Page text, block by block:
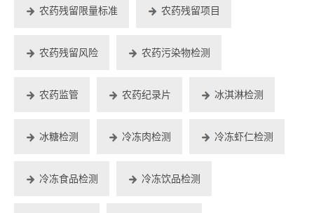
农药残留限量标准 农药残留项目
农药残留风险 农药污染物检测
农药监管 农药纪录片 冰淇淋检测
冰糖检测 冷冻肉检测 冷冻虾仁检测
冷冻食品检测 冷冻饮品检测